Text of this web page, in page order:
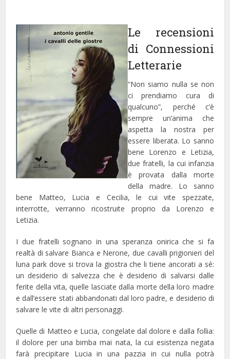
Le recensioni
di Connessioni
Letterarie
“Non siamo nulla se non
ci prendiamo cura di
qualcuno”, perché c’è
sempre un’anima che
aspetta la nostra per
essere liberata. Lo sanno
bene Lorenzo e Letizia,
due fratelli, la cui infanzia
è provata dalla morte
della madre. Lo sanno
bene Matteo, Lucia e Cecilia, le cui vite spezzate,
interrotte, verranno ricostruite proprio da Lorenzo e
Letizia.
I due fratelli sognano in una speranza onirica che si fa
realtà di salvare Bianca e Nerone, due cavalli prigionieri del
luna park dove si trova la giostra che li tiene ancorati a sé:
un desiderio di salvezza che è desiderio di salvarsi dalle
ferite della vita, quelle lasciate dalla morte della loro madre
e dall’essere stati abbandonati dal loro padre, e desiderio di
salvare le vite di altri personaggi.
Quelle di Matteo e Lucia, congelate dal dolore e dalla follia:
il dolore per una bimba mai nata, la cui esistenza negata
farà precipitare Lucia in una pazzia in cui nulla potrà